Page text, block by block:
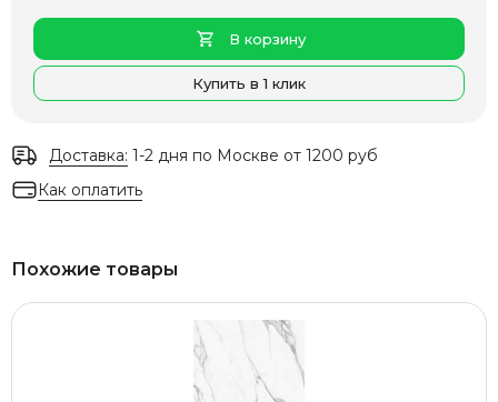
В корзину
Купить в 1 клик
Доставка: 1-2 дня по Москве от 1200 руб
Как оплатить
Похожие товары